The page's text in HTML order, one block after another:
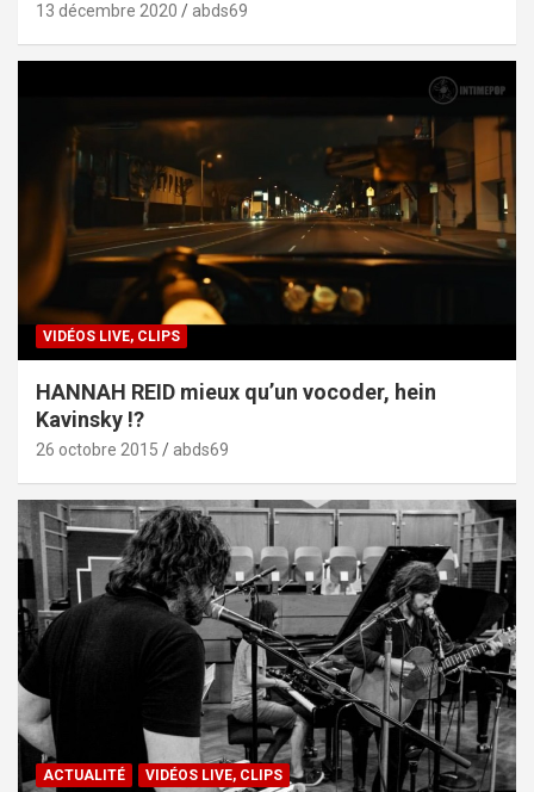
13 décembre 2020 abds69
VIDÉOS LIVE, CLIPS
HANNAH REID mieux qu’un vocoder, hein
Kavinsky !?
26 octobre 2015 abds69
ACTUALITÉ VIDÉOS LIVE, CLIPS